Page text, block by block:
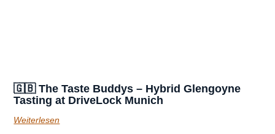
🇬🇧 The Taste Buddys – Hybrid Glengoyne
Tasting at DriveLock Munich
Weiterlesen